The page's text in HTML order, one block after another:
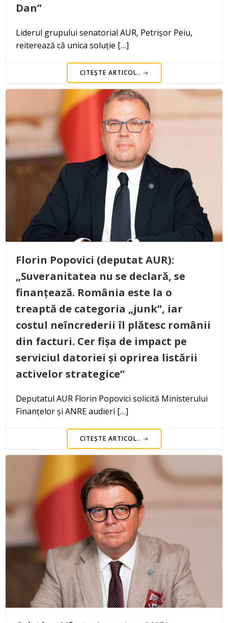
Dan”
Liderul grupului senatorial AUR, Petrișor Peiu,
reiterează că unica soluție […]
CITEȘTE ARTICOL..
Florin Popovici (deputat AUR):
„Suveranitatea nu se declară, se
finanțează. România este la o
treaptă de categoria „junk”, iar
costul neîncrederii îl plătesc românii
din facturi. Cer fișa de impact pe
serviciul datoriei și oprirea listării
activelor strategice”
Deputatul AUR Florin Popovici solicită Ministerului
Finanțelor și ANRE audieri […]
CITEȘTE ARTICOL..